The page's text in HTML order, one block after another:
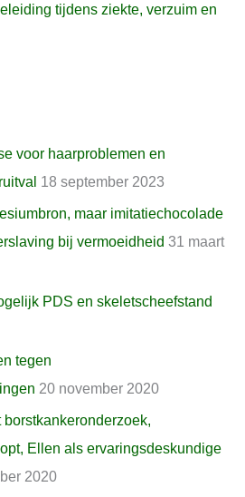
tijdens ziekte, verzuim en
voor haarproblemen en
18 september 2023
maar imitatiechocolade
bij vermoeidheid 31 maart
PDS en skeletscheefstand
tegen
20 november 2020
borstkankeronderzoek,
Ellen als ervaringsdeskundige
2020